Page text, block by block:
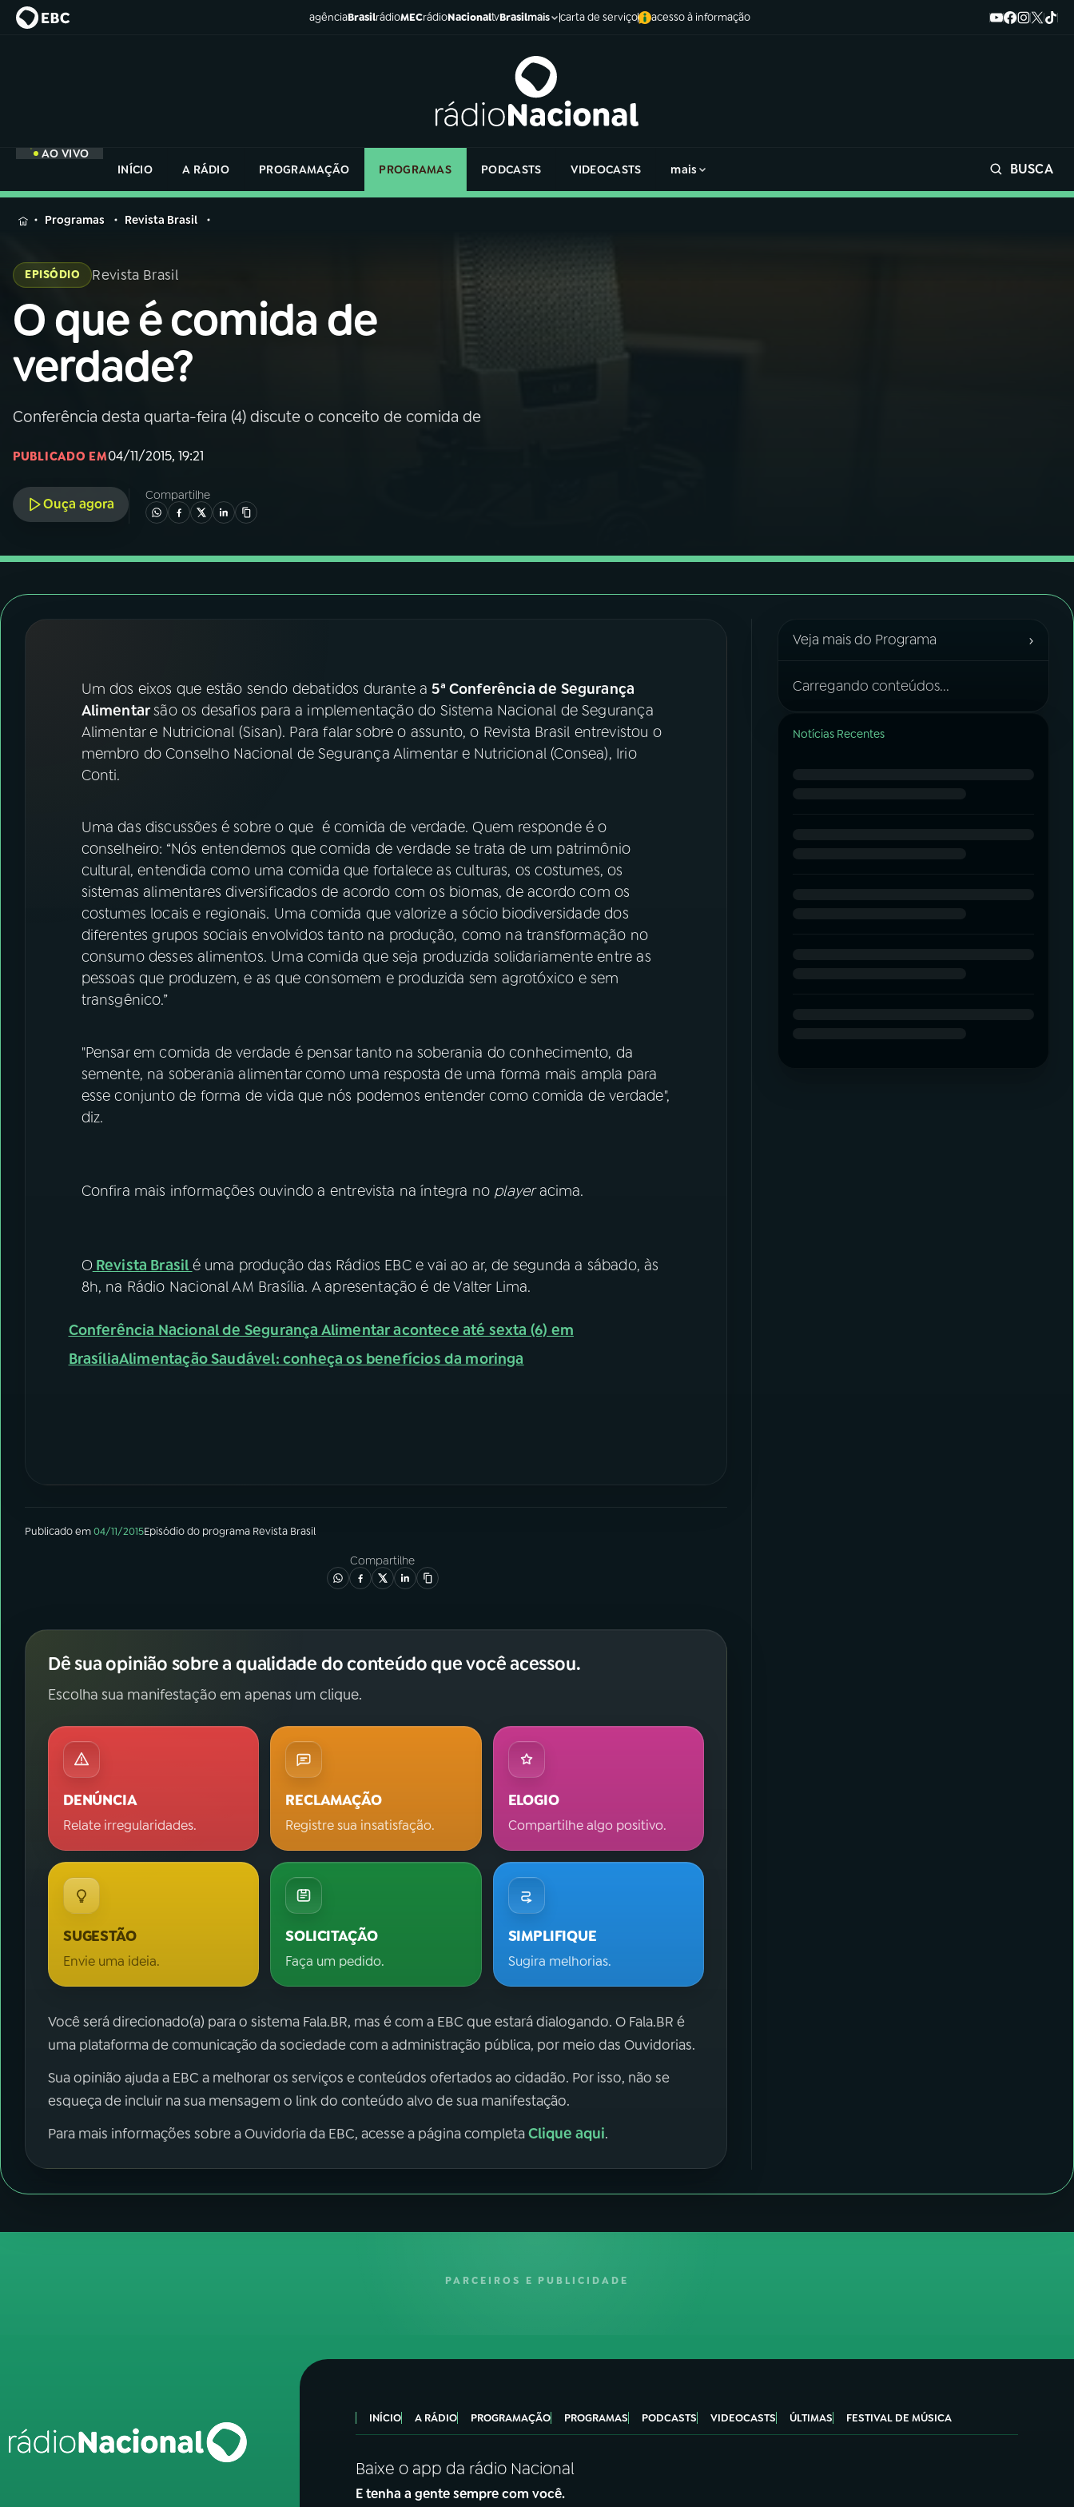
agênciaBrasilrádioMECrádioNacionaltvBrasilmais carta de serviço acesso à informação
AO VIVO
INÍCIO
A RÁDIO PROGRAMAÇÃO PROGRAMAS PODCASTS VIDEOCASTS mais BUSCA
MENU
Buscar
na
Rádio
Nacional
AO VIVO
02A RÁDIO
03PROGRAMAÇÃO
04PROGRAMAS
ÚLTIMAS
FESTIVAL DE MÚSICA
ACOMPANHE A RÁDIO NACIONAL
YouTube Facebook
Instagram X
na
Rádio
Programas Revista Brasil
EPISÓDIO Revista Brasil
O que é comida de
verdade?
Conferência desta quarta-feira (4) discute o conceito de comida de
PUBLICADO EM04/11/2015, 19:21
Ouça agora
Compartilhe
Um dos eixos que estão sendo debatidos durante a5ª Conferência de Segurança
Alimentarsão os desafios para a implementação do Sistema Nacional de Segurança
Alimentar e Nutricional (Sisan). Para falar sobre o assunto, o Revista Brasil entrevistou o
membro do Conselho Nacional de Segurança Alimentar e Nutricional (Consea), Irio
Conti.
Uma das discussões é sobre o que é comida de verdade. Quem responde é o
conselheiro: “Nós entendemos que comida de verdade se trata de um patrimônio
cultural, entendida como uma comida que fortalece as culturas, os costumes, os
sistemas alimentares diversificados de acordo com os biomas, de acordo com os
costumes locais e regionais. Uma comida que valorize a sócio biodiversidade dos
diferentes grupos sociais envolvidos tanto na produção, como na transformação no
consumo desses alimentos. Uma comida que seja produzida solidariamente entre as
pessoas que produzem, e as que consomem e produzida sem agrotóxico e sem
transgênico.”
"Pensar em comida de verdade é pensar tanto na soberania do conhecimento, da
semente, na soberania alimentar como uma resposta de uma forma mais ampla para
esse conjunto de forma de vida que nós podemos entender como comida de verdade",
diz.
Confira mais informações ouvindo a entrevista na íntegra no playeracima.
ORevista Brasil é uma produção das Rádios EBC e vai ao ar, de segunda a sábado, às
8h, na Rádio Nacional AM Brasília. A apresentação é de Valter Lima.
Conferência Nacional de Segurança Alimentar acontece até sexta (6) em
BrasíliaAlimentação Saudável: conheça os benefícios da moringa
Publicado em04/11/2015Episódiodo programa Revista Brasil
Compartilhe
Dê sua opinião sobre a qualidade do conteúdo que você acessou.
Escolha sua manifestação em apenas um clique.
DENÚNCIA
Relate irregularidades.
RECLAMAÇÃO
Registre sua insatisfação.
ELOGIO
Compartilhe algo positivo.
SUGESTÃO
Envie uma ideia.
SOLICITAÇÃO
Faça um pedido.
SIMPLIFIQUE
Sugira melhorias.
Você será direcionado(a) para o sistema Fala.BR, mas é com a EBC que estará dialogando. O Fala.BR é
uma plataforma de comunicação da sociedade com a administração pública, por meio das Ouvidorias.
Sua opinião ajuda a EBC a melhorar os serviços e conteúdos ofertados ao cidadão. Por isso, não se
esqueça de incluir na sua mensagem o link do conteúdo alvo de sua manifestação.
Para mais informações sobre a Ouvidoria da EBC, acesse a página completaClique aqui.
Veja mais do Programa ›
Carregando conteúdos...
Notícias Recentes
PARCEIROS E PUBLICIDADE
INÍCIO A RÁDIO PROGRAMAÇÃO PROGRAMAS PODCASTS VIDEOCASTS ÚLTIMAS FESTIVAL DE MÚSICA
Baixe o app da rádio Nacional
E tenha a gente sempre com você.